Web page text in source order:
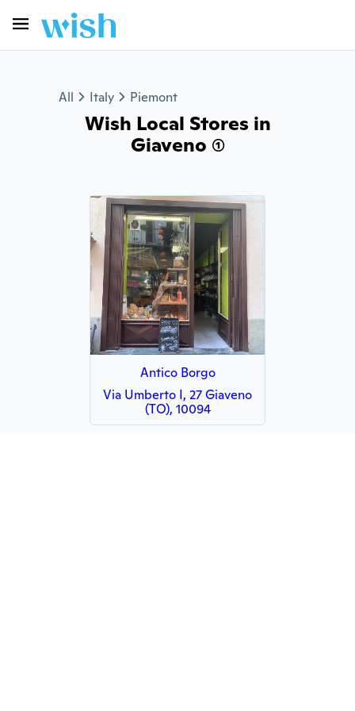
All Italy Piemont
Wish Local Stores in
Giaveno (1)
Antico Borgo
Via Umberto I, 27 Giaveno
(TO), 10094